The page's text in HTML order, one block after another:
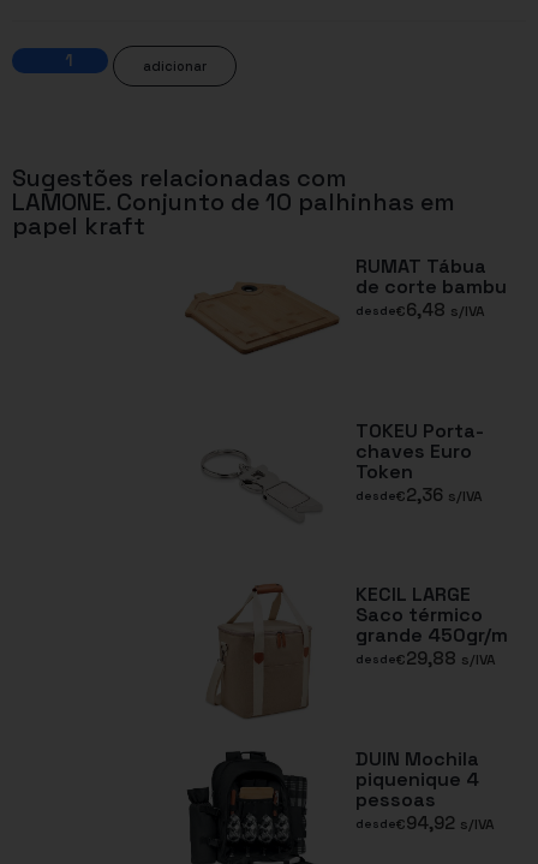
adicionar
Sugestões relacionadas com
LAMONE. Conjunto de 10 palhinhas em
papel kraft
RUMAT Tábua
de corte bambu
desde€6,48 s/IVA
TOKEU Porta-
chaves Euro
Token
desde€2,36 s/IVA
KECIL LARGE
Saco térmico
grande 450gr/m
desde€29,88 s/IVA
DUIN Mochila
piquenique 4
pessoas
desde€94,92 s/IVA